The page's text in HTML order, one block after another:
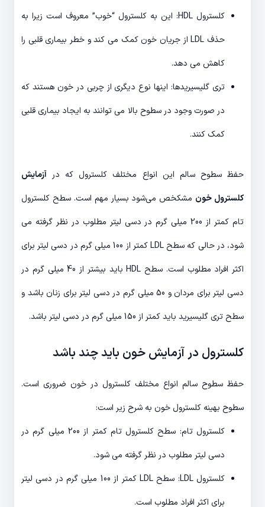
کلسترول HDL: این به کلسترول “خوب” معروف است زیرا به
حذف LDL از جریان خون کمک می کند و خطر بیماری قلبی را
کاهش می دهد.
تری گلیسیریدها: اینها نوع دیگری از چربی در خون هستند که
در صورت وجود در سطوح بالا می توانند به ایجاد بیماری قلبی
کمک کنند.
حفظ سطوح سالم این انواع مختلف کلسترول که در آزمایش
کلسترول خون مشکخص می‌شود بسیار مهم است. سطح کلسترول
تام کمتر از 200 میلی گرم در دسی لیتر مطلوب در نظر گرفته می
شود، در حالی که سطح LDL کمتر از 100 میلی گرم در دسی لیتر برای
اکثر افراد مطلوب است. سطح HDL باید بیشتر از 40 میلی گرم در
دسی لیتر برای مردان و 50 میلی گرم در دسی لیتر برای زنان باشد و
سطح تری گلیسیرید باید کمتر از 150 میلی گرم در دسی لیتر باشد.
کلسترول در آزمایش خون باید چند باشد
حفظ سطوح سالم انواع مختلف کلسترول در خون ضروری است.
سطوح بهینه کلسترول خون به شرح زیر است:
کلسترول تام: سطح کلسترول تام کمتر از 200 میلی گرم در
دسی لیتر مطلوب در نظر گرفته می شود.
کلسترول LDL: سطح LDL کمتر از 100 میلی گرم در دسی لیتر
برای اکثر افراد مطلوب است.